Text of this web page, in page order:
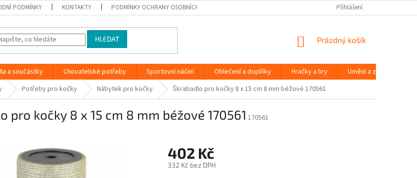
PODMÍNKY KONTAKTY PODMÍNKY OCHRANY OSOBNÍCH ÚDAJŮ Přihlášení
HLEDAT
NÁKUPNÍ
Prázdný košík
a součástky Chovatelské potřeby Sportovní náčiní Oblečení a doplňky Hračky a hry Umění a zábava
Potřeby pro kočky Nábytek pro kočky Škrabadlo pro kočky 8 x 15 cm 8 mm béžové 170561
pro kočky 8 x 15 cm 8 mm béžové 170561 170561
402 Kč
332 Kč bez DPH